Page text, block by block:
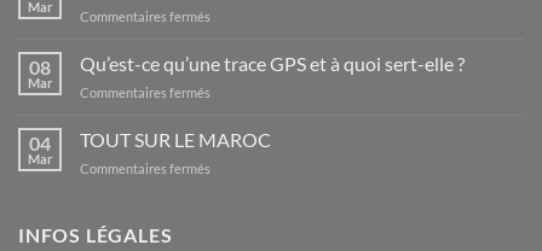
Mar
Commentaires fermés
FICHIER
GPX
GARMIN
08
Mar
Qu’est-ce qu’une trace GPS et à quoi sert-elle ?
Commentaires fermés
ce
qu’une
04
Mar
TOUT SUR LE MAROC
Commentaires fermés
INFOS LÉGALES